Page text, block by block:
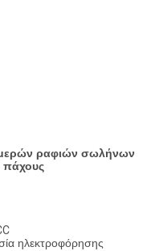
ραφιών σωλήνων
πάχους
ηλεκτροφόρησης